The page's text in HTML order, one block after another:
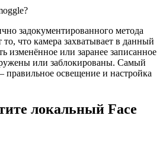
задокументированного метода
что камера захватывает в данный
изменённое или заранее записанное
или заблокированы. Самый
освещение и настройка
локальный Face